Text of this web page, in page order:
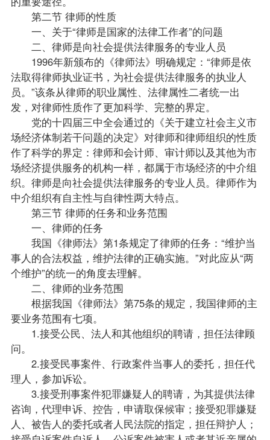
第二节 律师的性质
一、关于“律师是国家的法律工作者”的问题
二、律师是向社会提供法律服务的专业人员
1996年新颁布的《律师法》明确规定：“律师是依
法取得律师执业证书，为社会提供法律服务的执业人
员。”该条从律师的职业属性、法律属性二者统一出
发，对律师性质作了更加科学、完整的界定。
党的十四届三中全会通过的《关于建立社会主义市
场经济体制若干问题的决定》对律师和律师组织的性质
作了科学的界定：律师和会计师、审计师以及其他为市
场经济提供服务的机构一样，都属于市场经济的中介组
织。律师是向社会提供法律服务的专业人员。律师作为
中介组织有自主性与自律性两大特点。
第三节 律师的任务和业务范围
一、律师的任务
我国《律师法》第1条规定了律师的任务：“维护当
事人的合法权益，维护法律的正确实施。”对此应从“两
个维护”的统一的角度去理解。
二、律师的业务范围
根据我国《律师法》第75条的规定，我国律师的主
要业务范围有七项。
1.接受公民、法人和其他组织的聘请，担任法律顾
问。
2.接受民事案件、行政案件当事人的委托，担任代
理人，参加诉讼。
3.接受刑事案件犯罪嫌疑人的聘请，为其提供法律
咨询，代理申诉、控告，申请取保候审；接受犯罪嫌疑
人、被告人的委托或者人民法院的指定，担任辩护人；